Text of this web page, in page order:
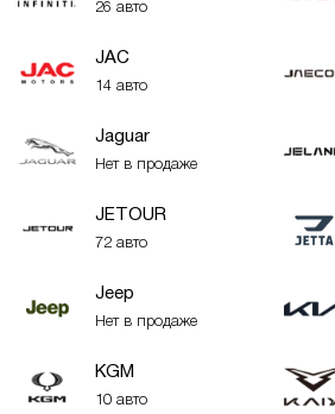
26 авто
JAC
14 авто
Jaguar
Нет в продаже
JETOUR
72 авто
Jeep
Нет в продаже
KGM
10 авто